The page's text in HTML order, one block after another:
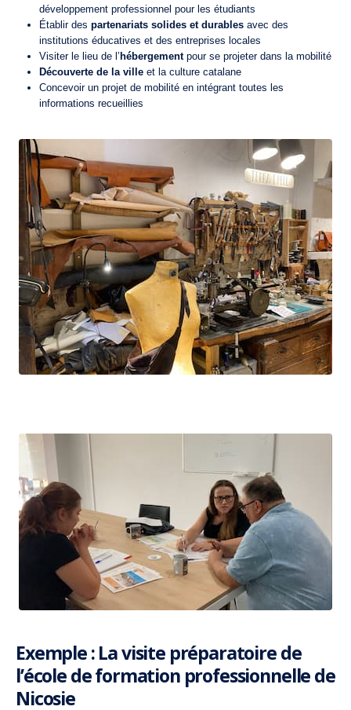
développement professionnel pour les étudiants
Établir des partenariats solides et durablesavec des
institutions éducatives et des entreprises locales
Visiter le lieu de l’ hébergementpour se projeter dans la mobilité
Découverte de la villeet la culture catalane
Concevoir un projet de mobilitéen intégrant toutes les
informations recueillies
Exemple : La visite préparatoire de
l’école de formation professionnelle de
Nicosie